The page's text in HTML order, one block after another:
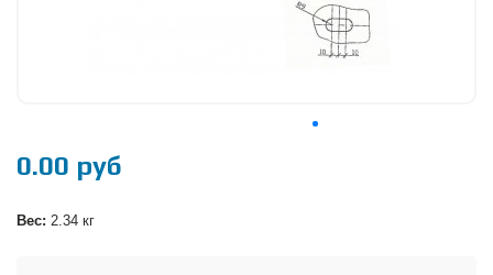
0.00 руб
Вес: 2.34 кг